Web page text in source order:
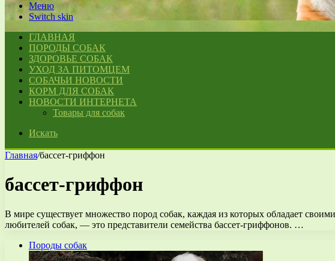
Меню
Switch skin
ГЛАВНАЯ
ПОРОДЫ СОБАК
ЗДОРОВЬЕ СОБАК
УХОД ЗА ПИТОМЦЕМ
СОБАЧЬИ НОВОСТИ
КОРМ ДЛЯ СОБАК
НОВОСТИ ИНТЕРНЕТА
Товары для собак
Искать
Главная/бассет-гриффон
бассет-гриффон
В мире существует множество пород собак, каждая из которых обладает
любителей собак, — это представители семейства бассет-гриффонов. …
Породы собак